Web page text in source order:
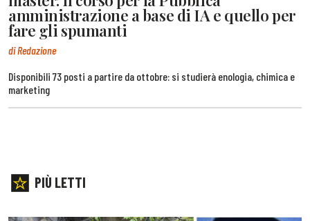
amministrazione a base di IA e quello per
fare gli spumanti
di Redazione
Disponibili 73 posti a partire da ottobre: si studierà enologia, chimica e
marketing
PIÙ LETTI